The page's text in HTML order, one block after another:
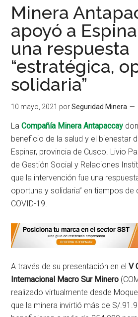
Minera
apoyó a
una respuesta
“estratégica,
solidaria”
10 mayo, 2021 porSeguridad Minera
LaCompañía Minera Antapaccay
beneficio de la salud y el bienestar
Espinar, provincia de Cusco. Livio
de Gestión Social y Relaciones
que la intervención fue una
oportuna y solidaria” en tiempos de
COVID-19.
A través de su presentación en elV
Internacional Macro Sur Minero
realizado virtualmente desde
que la minera invirtió más de S/